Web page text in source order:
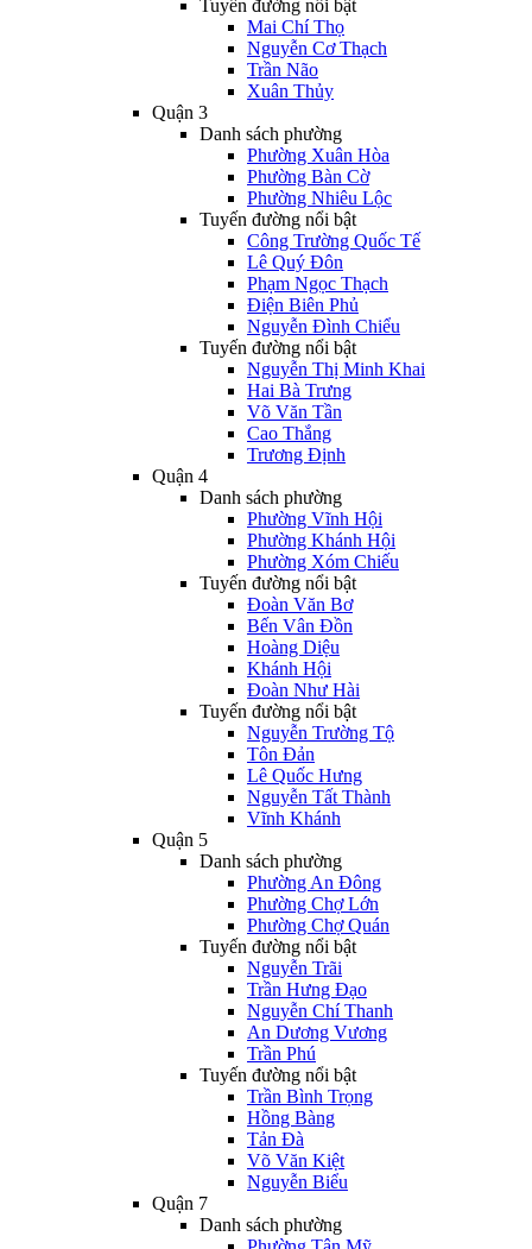
Tuyến đường nổi bật
Mai Chí Thọ
Nguyễn Cơ Thạch
Trần Não
Xuân Thủy
Quận 3
Danh sách phường
Phường Xuân Hòa
Phường Bàn Cờ
Phường Nhiêu Lộc
Tuyến đường nổi bật
Công Trường Quốc Tế
Lê Quý Đôn
Phạm Ngọc Thạch
Điện Biên Phủ
Nguyễn Đình Chiểu
Tuyến đường nổi bật
Nguyễn Thị Minh Khai
Hai Bà Trưng
Võ Văn Tần
Cao Thắng
Trương Định
Quận 4
Danh sách phường
Phường Vĩnh Hội
Phường Khánh Hội
Phường Xóm Chiếu
Tuyến đường nổi bật
Đoàn Văn Bơ
Bến Vân Đồn
Hoàng Diệu
Khánh Hội
Đoàn Như Hài
Tuyến đường nổi bật
Nguyễn Trường Tộ
Tôn Đản
Lê Quốc Hưng
Nguyễn Tất Thành
Vĩnh Khánh
Quận 5
Danh sách phường
Phường An Đông
Phường Chợ Lớn
Phường Chợ Quán
Tuyến đường nổi bật
Nguyễn Trãi
Trần Hưng Đạo
Nguyễn Chí Thanh
An Dương Vương
Trần Phú
Tuyến đường nổi bật
Trần Bình Trọng
Hồng Bàng
Tản Đà
Võ Văn Kiệt
Nguyễn Biểu
Quận 7
Danh sách phường